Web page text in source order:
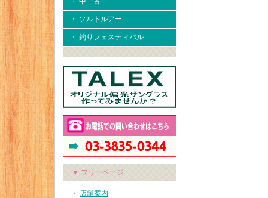
・ ソルトルアー
・ 釣りフェスティバル
▼ フリーページ
・ 店舗案内